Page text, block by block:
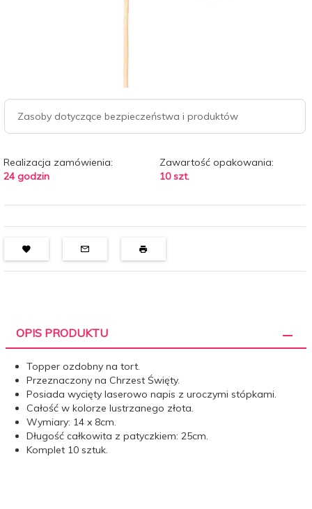
Zasoby dotyczące bezpieczeństwa i produktów
Realizacja zamówienia:
24 godzin
Zawartość opakowania:
10 szt.
OPIS PRODUKTU
Topper ozdobny na tort.
Przeznaczony na Chrzest Święty.
Posiada wycięty laserowo napis z uroczymi stópkami.
Całość w kolorze lustrzanego złota.
Wymiary: 14 x 8cm.
Długość całkowita z patyczkiem: 25cm.
Komplet 10 sztuk.